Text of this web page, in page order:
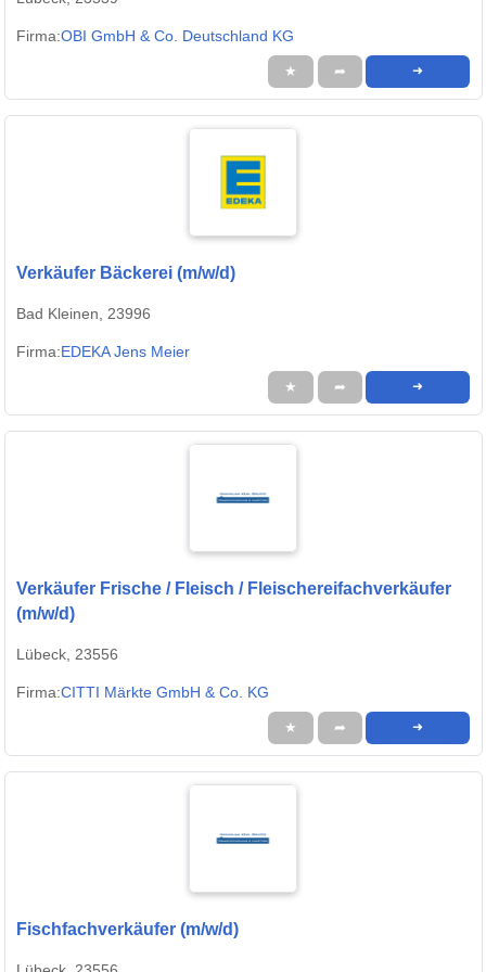
Firma:OBI GmbH & Co. Deutschland KG
★ ➦ ➜
Verkäufer Bäckerei (m/w/d)
Bad Kleinen, 23996
Firma:EDEKA Jens Meier
★ ➦ ➜
Verkäufer Frische / Fleisch / Fleischereifachverkäufer
(m/w/d)
Lübeck, 23556
Firma:CITTI Märkte GmbH & Co. KG
★ ➦ ➜
Fischfachverkäufer (m/w/d)